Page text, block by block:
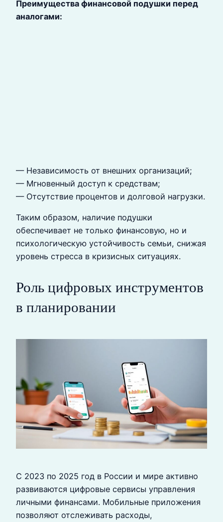
Преимущества финансовой подушки перед
аналогами:
— Независимость от внешних организаций;
— Мгновенный доступ к средствам;
— Отсутствие процентов и долговой нагрузки.
Таким образом, наличие подушки
обеспечивает не только финансовую, но и
психологическую устойчивость семьи, снижая
уровень стресса в кризисных ситуациях.
Роль цифровых инструментов
в планировании
С 2023 по 2025 год в России и мире активно
развиваются цифровые сервисы управления
личными финансами. Мобильные приложения
позволяют отслеживать расходы,